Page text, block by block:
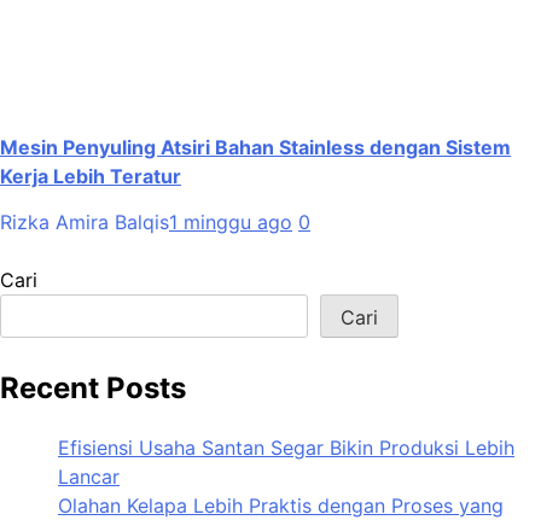
Mesin Penyuling Atsiri Bahan Stainless dengan Sistem
Kerja Lebih Teratur
Rizka Amira Balqis1 minggu ago 0
Cari
Cari
Recent Posts
Efisiensi Usaha Santan Segar Bikin Produksi Lebih
Lancar
Olahan Kelapa Lebih Praktis dengan Proses yang